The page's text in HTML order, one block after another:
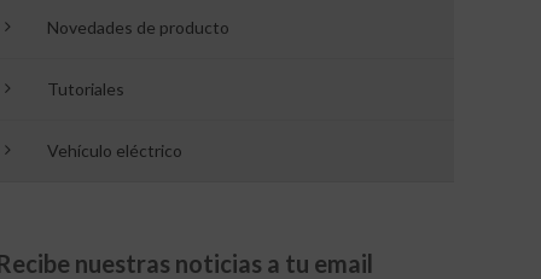
Novedades de producto
Tutoriales
Vehículo eléctrico
nuestras noticias a tu email